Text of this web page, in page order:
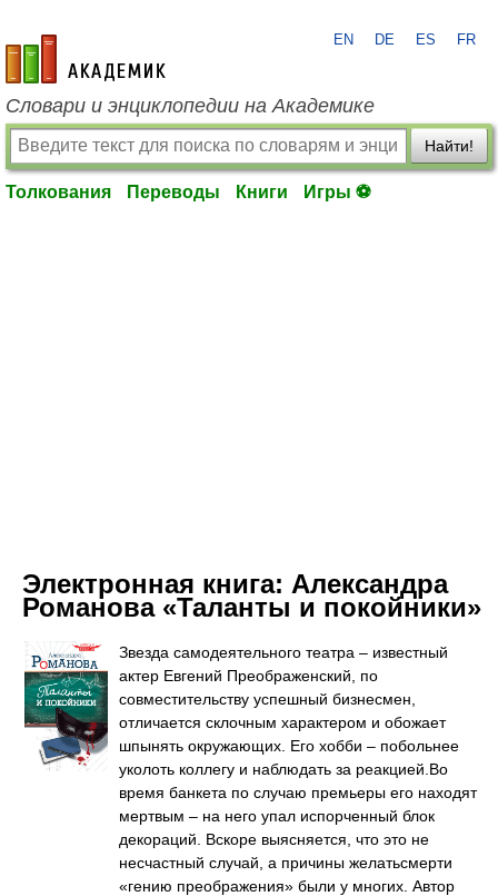
academic.ru
EN DE ES FR
Словари и энциклопедии на Академике
Найти!
Толкования Переводы Книги Игры ⚽
Электронная книга: Александра
Романова «Таланты и покойники»
Звезда самодеятельного театра – известный
актер Евгений Преображенский, по
совместительству успешный бизнесмен,
отличается склочным характером и обожает
шпынять окружающих. Его хобби – побольнее
уколоть коллегу и наблюдать за реакцией.Во
время банкета по случаю премьеры его находят
мертвым – на него упал испорченный блок
декораций. Вскоре выясняется, что это не
несчастный случай, а причины желатьсмерти
«гению преображения» были у многих. Автор